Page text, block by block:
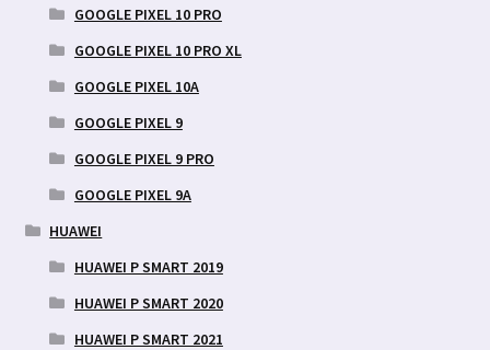
GOOGLE PIXEL 10 PRO
GOOGLE PIXEL 10 PRO XL
GOOGLE PIXEL 10A
GOOGLE PIXEL 9
GOOGLE PIXEL 9 PRO
GOOGLE PIXEL 9A
HUAWEI
HUAWEI P SMART 2019
HUAWEI P SMART 2020
HUAWEI P SMART 2021